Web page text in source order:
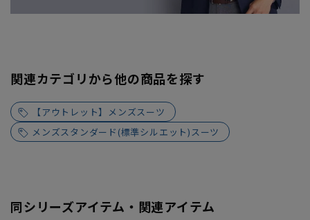
関連カテゴリから他の商品を探す
【アウトレット】メンズスーツ
メンズスタンダード(標準シルエット)スーツ
同シリーズアイテム・関連アイテム